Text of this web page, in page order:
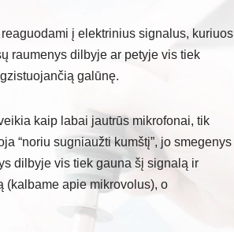
į elektrinius signalus, kuriuos
raumenys dilbyje ar petyje vis tiek
galūnę.
kaip labai jautrūs mikrofonai, tik
“noriu sugniaužti kumštį”, jo smegenys
dilbyje vis tiek gauna šį signalą ir
(kalbame apie mikrovolus), o